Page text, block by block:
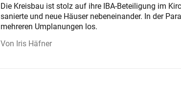
Die Kreisbau ist stolz auf ihre IBA-Beteiligung im
sanierte und neue Häuser nebeneinander. In der
mehreren Umplanungen los.
Iris Häfner